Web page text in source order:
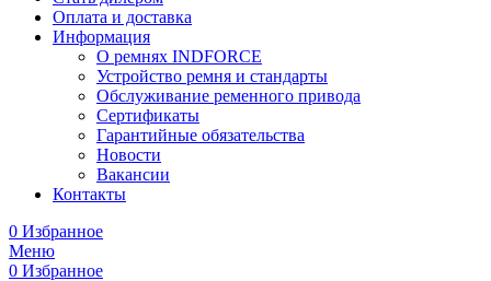
Оплата и доставка
Информация
О ремнях INDFORCE
Устройство ремня и стандарты
Обслуживание ременного привода
Сертификаты
Гарантийные обязательства
Новости
Вакансии
Контакты
0 Избранное
Меню
0 Избранное